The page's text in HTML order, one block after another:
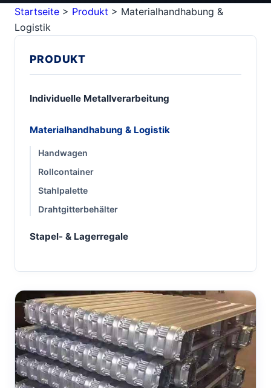
Startseite > Produkt > Materialhandhabung &
Logistik
PRODUKT
Individuelle Metallverarbeitung
Materialhandhabung & Logistik
Handwagen
Rollcontainer
Stahlpalette
Drahtgitterbehälter
Stapel- & Lagerregale